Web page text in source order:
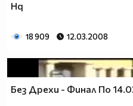
Hq
18 909 12.03.2008
Без Дрехи - Финал По